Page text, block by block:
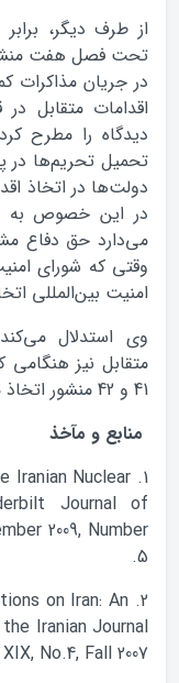
از طرف دیگر،
تحت فصل هفت منشور
در جریان مذاکرات
اقدامات متقابل در
دیدگاه را مطرح
تحمیل تحریم‌ها در
دولت‌ها در اتخاذ
می‌دارد حق دفاع
وقتی که شورای
امنیت بین‌المللی
وی استدلال
متقابل نیز هنگامی
منابع و مآخذ
Iranian Nuclear
Journal of
2009, Number
on Iran: An
the Iranian Journal
No.4, Fall 2007.